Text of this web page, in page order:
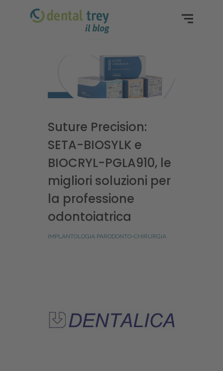
Suture Precision:
SETA-BIOSYLK e
BIOCRYL-PGLA910, le
migliori soluzioni per
la professione
odontoiatrica
IMPLANTOLOGIA PARODONTO-CHIRURGIA